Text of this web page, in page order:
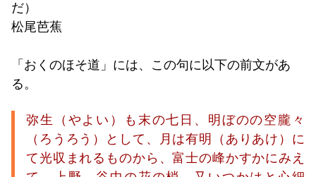
だ）
松尾芭蕉
「おくのほそ道」には、この句に以下の前文があ
る。
弥生（やよい）も末の七日、明ぼのの空朧々
（ろうろう）として、月は有明（ありあけ）に
て光収まれるものから、富士の峰かすかにみえ